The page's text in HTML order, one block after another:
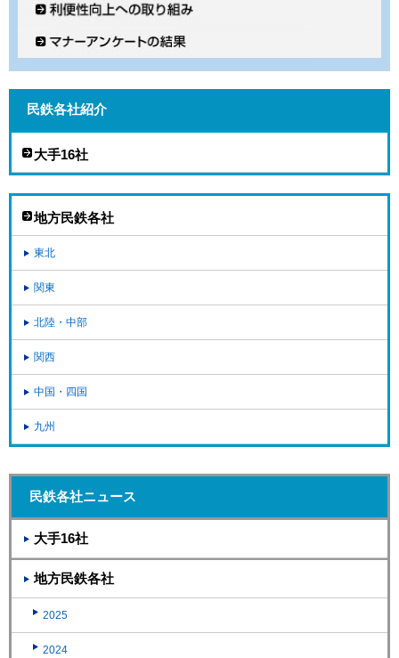
民鉄各社紹介
大手16社
地方民鉄各社
東北
関東
北陸・中部
関西
中国・四国
九州
民鉄各社ニュース
大手16社
地方民鉄各社
2025
2024